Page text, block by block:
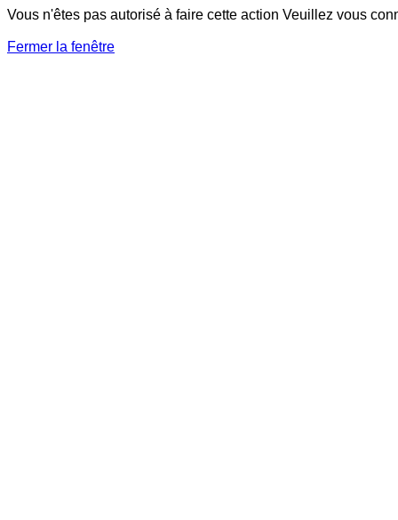
Vous n'êtes pas autorisé à faire cette action Veuillez vous
Fermer la fenêtre